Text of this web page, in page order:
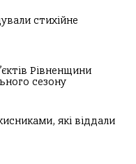
стихійне
Рівненщини
сезону
які віддали